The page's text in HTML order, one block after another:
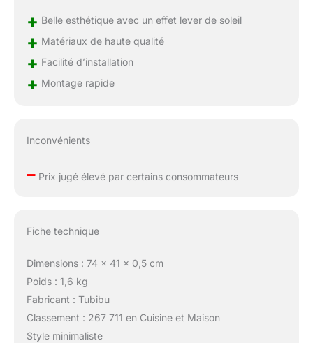
+ Belle esthétique avec un effet lever de soleil
+ Matériaux de haute qualité
+ Facilité d’installation
+ Montage rapide
Inconvénients
–Prix jugé élevé par certains consommateurs
Fiche technique
Dimensions : 74 x 41 x 0,5 cm
Poids : 1,6 kg
Fabricant : Tubibu
Classement : 267 711 en Cuisine et Maison
Style minimaliste